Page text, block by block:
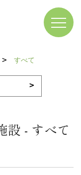
すべて
- すべて